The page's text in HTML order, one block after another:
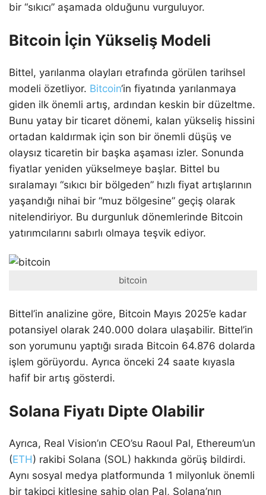
bir “sıkıcı” aşamada olduğunu vurguluyor.
Bitcoin İçin Yükseliş Modeli
Bittel, yarılanma olayları etrafında görülen tarihsel
modeli özetliyor. Bitcoin‘in fiyatında yarılanmaya
giden ilk önemli artış, ardından keskin bir düzeltme.
Bunu yatay bir ticaret dönemi, kalan yükseliş hissini
ortadan kaldırmak için son bir önemli düşüş ve
olaysız ticaretin bir başka aşaması izler. Sonunda
fiyatlar yeniden yükselmeye başlar. Bittel bu
sıralamayı “sıkıcı bir bölgeden” hızlı fiyat artışlarının
yaşandığı nihai bir “muz bölgesine” geçiş olarak
nitelendiriyor. Bu durgunluk dönemlerinde Bitcoin
yatırımcılarını sabırlı olmaya teşvik ediyor.
bitcoin
Bittel’in analizine göre, Bitcoin Mayıs 2025’e kadar
potansiyel olarak 240.000 dolara ulaşabilir. Bittel’in
son yorumunu yaptığı sırada Bitcoin 64.876 dolarda
işlem görüyordu. Ayrıca önceki 24 saate kıyasla
hafif bir artış gösterdi.
Solana Fiyatı Dipte Olabilir
Ayrıca, Real Vision’ın CEO’su Raoul Pal, Ethereum’un
(ETH) rakibi Solana (SOL) hakkında görüş bildirdi.
Aynı sosyal medya platformunda 1 milyonluk önemli
bir takipçi kitlesine sahip olan Pal, Solana’nın